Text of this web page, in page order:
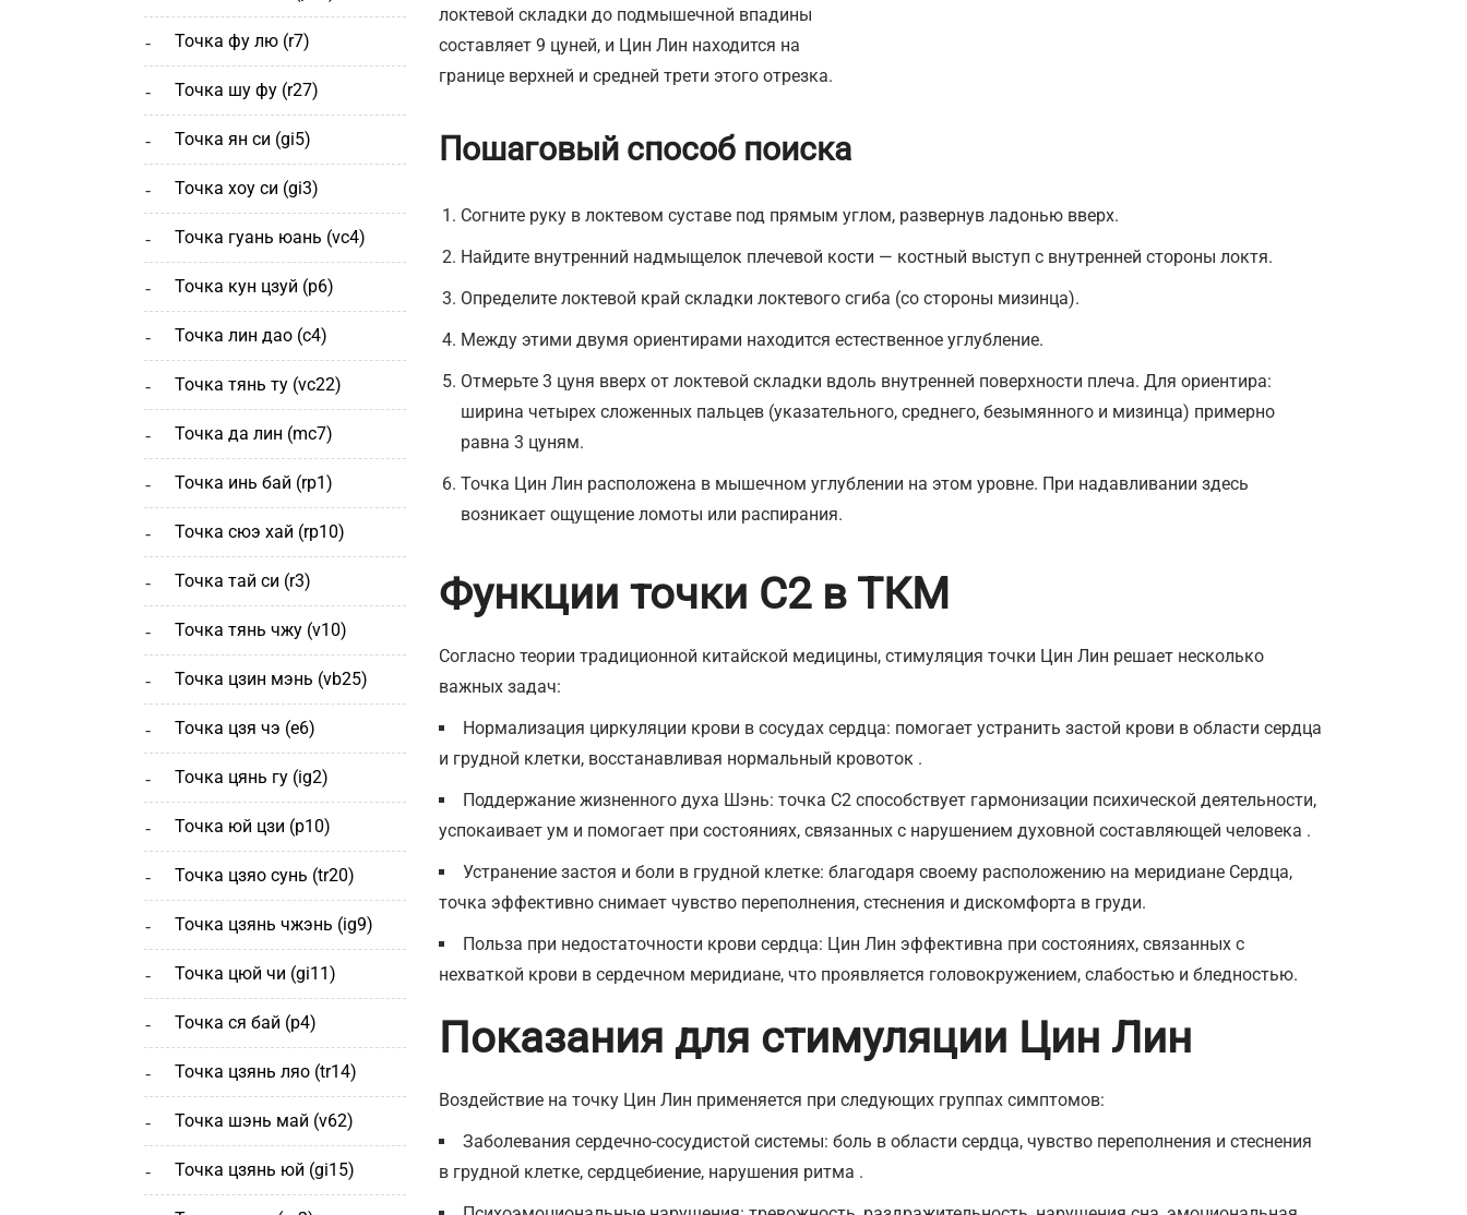
точка фу лю (r7)
точка шу фу (r27)
точка ян си (gi5)
точка хоу си (gi3)
точка гуань юань (vc4)
точка кун цзуй (р6)
точка лин дао (c4)
точка тянь ту (vc22)
точка да лин (mc7)
точка инь бай (rp1)
точка сюэ хай (rp10)
точка тай си (r3)
точка тянь чжу (v10)
точка цзин мэнь (vb25)
точка цзя чэ (е6)
точка цянь гу (ig2)
точка юй цзи (р10)
точка цзяо сунь (tr20)
точка цзянь чжэнь (ig9)
точка цюй чи (gi11)
точка ся бай (р4)
точка цзянь ляо (tr14)
точка шэнь май (v62)
точка цзянь юй (gi15)
локтевой складки до подмышечной впадины
составляет 9 цуней, и Цин Лин находится на
границе верхней и средней трети этого отрезка.
Пошаговый способ поиска
Согните руку в локтевом суставе под прямым углом, развернув ладонью вверх.
Найдите внутренний надмыщелок плечевой кости — костный выступ с внутренней стороны локтя.
Определите локтевой край складки локтевого сгиба (со стороны мизинца).
Между этими двумя ориентирами находится естественное углубление.
Отмерьте 3 цуня вверх от локтевой складки вдоль внутренней поверхности плеча. Для ориентира:
ширина четырех сложенных пальцев (указательного, среднего, безымянного и мизинца) примерно
равна 3 цуням.
Точка Цин Лин расположена в мышечном углублении на этом уровне. При надавливании здесь
возникает ощущение ломоты или распирания.
Функции точки С2 в ТКМ
Согласно теории традиционной китайской медицины, стимуляция точки Цин Лин решает несколько
важных задач:
Нормализация циркуляции крови в сосудах сердца: помогает устранить застой крови в области сердца
и грудной клетки, восстанавливая нормальный кровоток .
Поддержание жизненного духа Шэнь: точка С2 способствует гармонизации психической деятельности,
успокаивает ум и помогает при состояниях, связанных с нарушением духовной составляющей человека .
Устранение застоя и боли в грудной клетке: благодаря своему расположению на меридиане Сердца,
точка эффективно снимает чувство переполнения, стеснения и дискомфорта в груди.
Польза при недостаточности крови сердца: Цин Лин эффективна при состояниях, связанных с
нехваткой крови в сердечном меридиане, что проявляется головокружением, слабостью и бледностью.
Показания для стимуляции Цин Лин
Воздействие на точку Цин Лин применяется при следующих группах симптомов:
Заболевания сердечно-сосудистой системы: боль в области сердца, чувство переполнения и стеснения
в грудной клетке, сердцебиение, нарушения ритма .